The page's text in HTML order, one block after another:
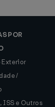
POR
/
ISS e Outros